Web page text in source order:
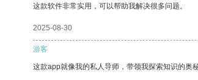
这款软件非常实用，可以帮助我解决很多问题。
2025-08-30
游客
这款app就像我的私人导师，带领我探索知识的奥秘